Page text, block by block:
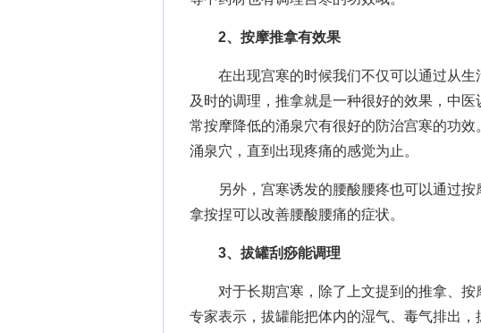
2、按摩推拿有效果
在出现宫寒的时候我们不仅可以通过从生
及时的调理，推拿就是一种很好的效果，中
常按摩降低的涌泉穴有很好的防治宫寒的功
涌泉穴，直到出现疼痛的感觉为止。
另外，宫寒诱发的腰酸腰疼也可以通过按
拿按捏可以改善腰酸腰痛的症状。
3、拔罐刮痧能调理
对于长期宫寒，除了上文提到的推拿、按
专家表示，拔罐能把体内的湿气、毒气排出